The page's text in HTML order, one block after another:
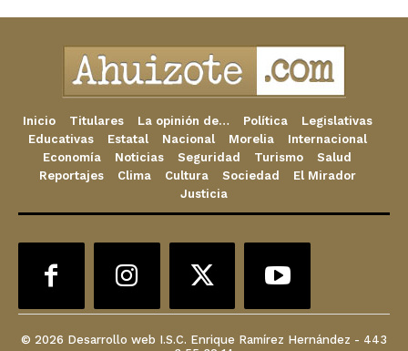
Inicio Titulares La opinión de… Política
Legislativas
Educativas
Estatal Nacional Morelia
Internacional
Economía
Noticias Seguridad Turismo
Salud
Reportajes
Clima Cultura Sociedad
El Mirador
Justicia
© 2026 Desarrollo web I.S.C. Enrique Ramírez Hernández - 443